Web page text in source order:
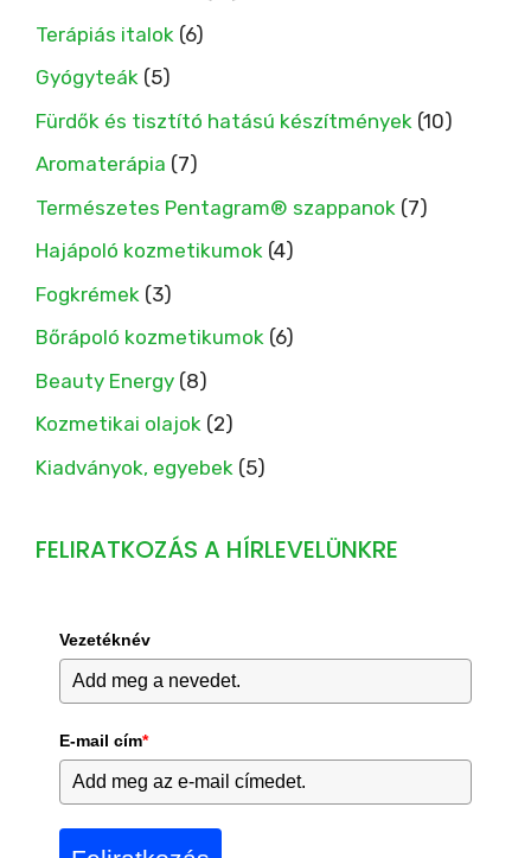
Terápiás italok (6)
Gyógyteák (5)
Fürdők és tisztító hatású készítmények (10)
Aromaterápia (7)
Természetes Pentagram® szappanok (7)
Hajápoló kozmetikumok (4)
Fogkrémek (3)
Bőrápoló kozmetikumok (6)
Beauty Energy (8)
Kozmetikai olajok (2)
Kiadványok, egyebek (5)
FELIRATKOZÁS A HÍRLEVELÜNKRE
Vezetéknév
E-mail cím*